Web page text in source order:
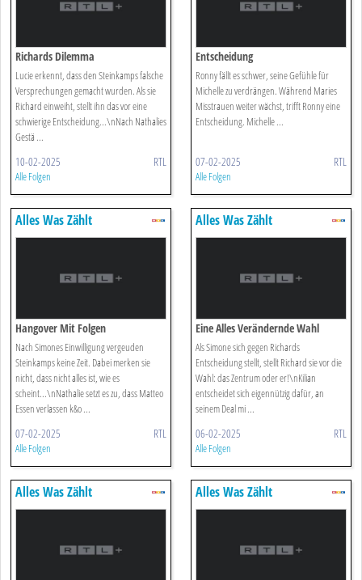
Richards Dilemma
Lucie erkennt, dass den Steinkamps falsche
Versprechungen gemacht wurden. Als sie
Richard einweiht, stellt ihn das vor eine
schwierige Entscheidung...\nNach Nathalies
Gestä ...
10-02-2025 RTL
Alle Folgen
Entscheidung
Ronny fällt es schwer, seine Gefühle für
Michelle zu verdrängen. Während Maries
Misstrauen weiter wächst, trifft Ronny eine
Entscheidung. Michelle ...
07-02-2025 RTL
Alle Folgen
Alles Was Zählt
Hangover Mit Folgen
Nach Simones Einwilligung vergeuden
Steinkamps keine Zeit. Dabei merken sie
nicht, dass nicht alles ist, wie es
scheint...\nNathalie setzt es zu, dass Matteo
Essen verlassen k&o ...
07-02-2025 RTL
Alle Folgen
Alles Was Zählt
Eine Alles Verändernde Wahl
Als Simone sich gegen Richards
Entscheidung stellt, stellt Richard sie vor die
Wahl: das Zentrum oder er!\nKilian
entscheidet sich eigennützig dafür, an
seinem Deal mi ...
06-02-2025 RTL
Alle Folgen
Alles Was Zählt Alles Was Zählt